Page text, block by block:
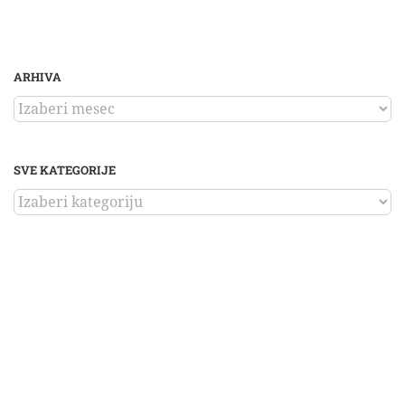
ARHIVA
ARHIVA
SVE KATEGORIJE
SVE
KATEGORIJE